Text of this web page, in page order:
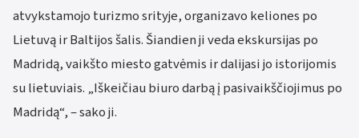
atvykstamojo turizmo srityje, organizavo keliones po
Lietuvą ir Baltijos šalis. Šiandien ji veda ekskursijas po
Madridą, vaikšto miesto gatvėmis ir dalijasi jo istorijomis
su lietuviais. „Iškeičiau biuro darbą į pasivaikščiojimus po
Madridą“, – sako ji.